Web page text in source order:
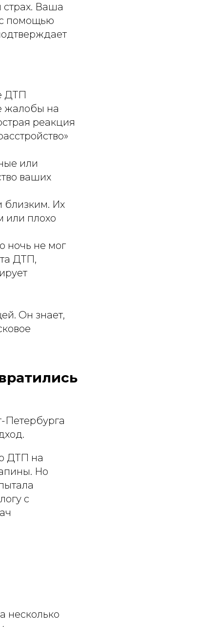
страх. Ваша
помощью
ДТП
жалобы на
реакция
или
ваших
близким. Их
или плохо
ночь не мог
ДТП,
Он знает,
Петербурга
ДТП на
Но
с
несколько